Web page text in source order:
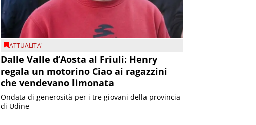
ATTUALITA'
Dalle Valle d’Aosta al Friuli: Henry
regala un motorino Ciao ai ragazzini
che vendevano limonata
Ondata di generosità per i tre giovani della provincia
di Udine